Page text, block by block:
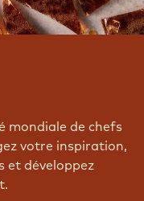
mondiale de chefs
votre inspiration,
et développez